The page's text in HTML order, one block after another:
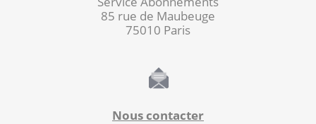
85 rue de Maubeuge
75010 Paris
Nous contacter